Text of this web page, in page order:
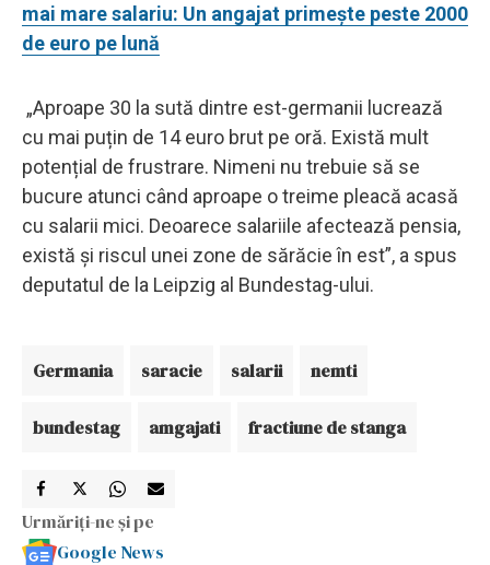
mai mare salariu: Un angajat primește peste 2000
de euro pe lună
„Aproape 30 la sută dintre est-germanii lucrează
cu mai puțin de 14 euro brut pe oră. Există mult
potențial de frustrare. Nimeni nu trebuie să se
bucure atunci când aproape o treime pleacă acasă
cu salarii mici. Deoarece salariile afectează pensia,
există și riscul unei zone de sărăcie în est”, a spus
deputatul de la Leipzig al Bundestag-ului.
Germania saracie salarii nemti
bundestag amgajati fractiune de stanga
Urmăriți-ne și pe
Google News